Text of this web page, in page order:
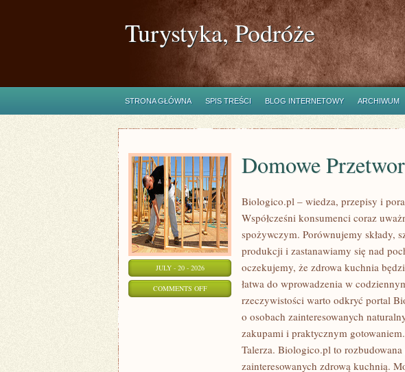
Turystyka, Podróże
STRONA GŁÓWNA SPIS TREŚCI BLOG INTERNETOWY ARCHIWUM
JULY - 20 - 2026
COMMENTS OFFON
PRZETWORY
Domowe
Biologico.pl – wiedza, przepisy i
Współcześni konsumenci coraz
spożywczym. Porównujemy składy,
produkcji i zastanawiamy się nad
oczekujemy, że zdrowa kuchnia
łatwa do wprowadzenia w
rzeczywistości warto odkryć portal
o osobach zainteresowanych
zakupami i praktycznym
Talerza. Biologico.pl to
zainteresowanych zdrową kuchnią.